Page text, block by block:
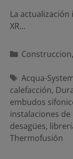
La
XR…
Categorías
Construccion,
Etiquetas
Acqua-
calefacción,
embudos
instalaciones de
desagües,
Thermofusión